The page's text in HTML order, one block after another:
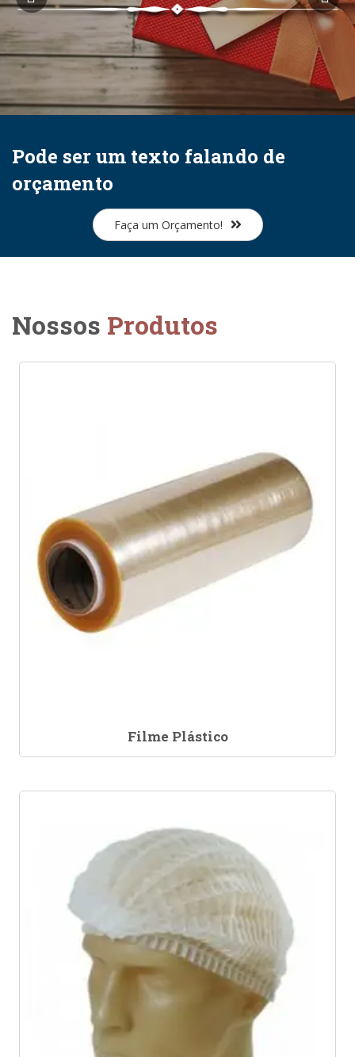
Pode ser um texto falando de
orçamento
Faça um Orçamento!
Nossos Produtos
Filme Plástico